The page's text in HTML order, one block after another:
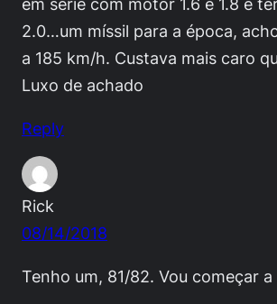
2.0…um míssil para a época,
a 185 km/h. Custava mais caro
Luxo de achado
Reply
Rick
08/14/2018
Tenho um, 81/82. Vou começar